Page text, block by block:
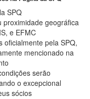
SPQ
geográfica
e EFMC
oficialmente pela SPQ,
mencionado na
serão
o excepcional
sócios